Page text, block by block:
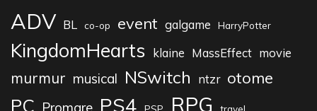
ADV event galgame
KingdomHearts klaine MassEffect
musical NSwitch otome
PC Promare PS4 RPG